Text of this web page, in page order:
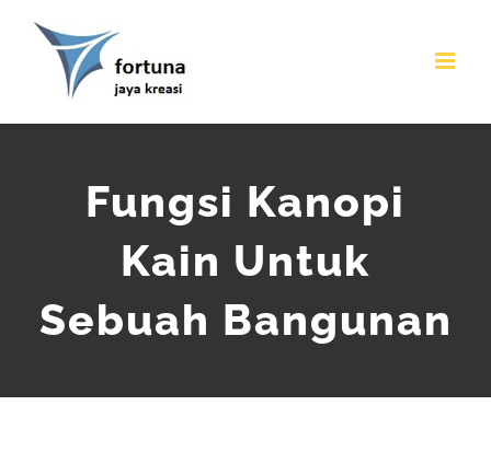
Fungsi Kanopi
Kain Untuk
Sebuah Bangunan